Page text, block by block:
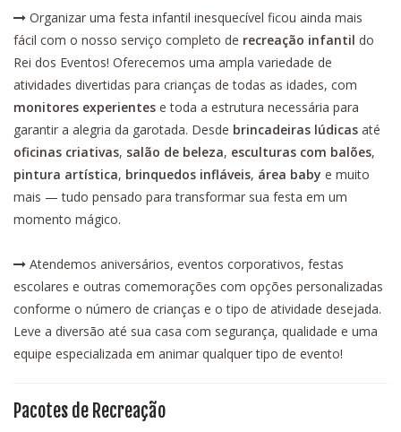
Organizar uma festa infantil inesquecível ficou ainda mais
fácil com o nosso serviço completo de recreação infantil do
Rei dos Eventos! Oferecemos uma ampla variedade de
atividades divertidas para crianças de todas as idades, com
monitores experientes e toda a estrutura necessária para
garantir a alegria da garotada. Desde brincadeiras lúdicas até
oficinas criativas, salão de beleza, esculturas com balões,
pintura artística, brinquedos infláveis, área baby e muito
mais — tudo pensado para transformar sua festa em um
momento mágico.
Atendemos aniversários, eventos corporativos, festas
escolares e outras comemorações com opções personalizadas
conforme o número de crianças e o tipo de atividade desejada.
Leve a diversão até sua casa com segurança, qualidade e uma
equipe especializada em animar qualquer tipo de evento!
Pacotes de Recreação